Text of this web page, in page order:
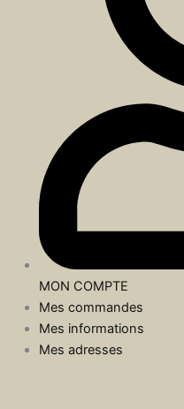
MON COMPTE
Mes commandes
Mes informations
Mes adresses